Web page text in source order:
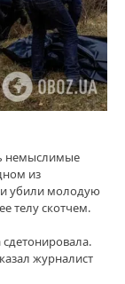
немыслимые
из
убили молодую
телу скотчем.
журналист